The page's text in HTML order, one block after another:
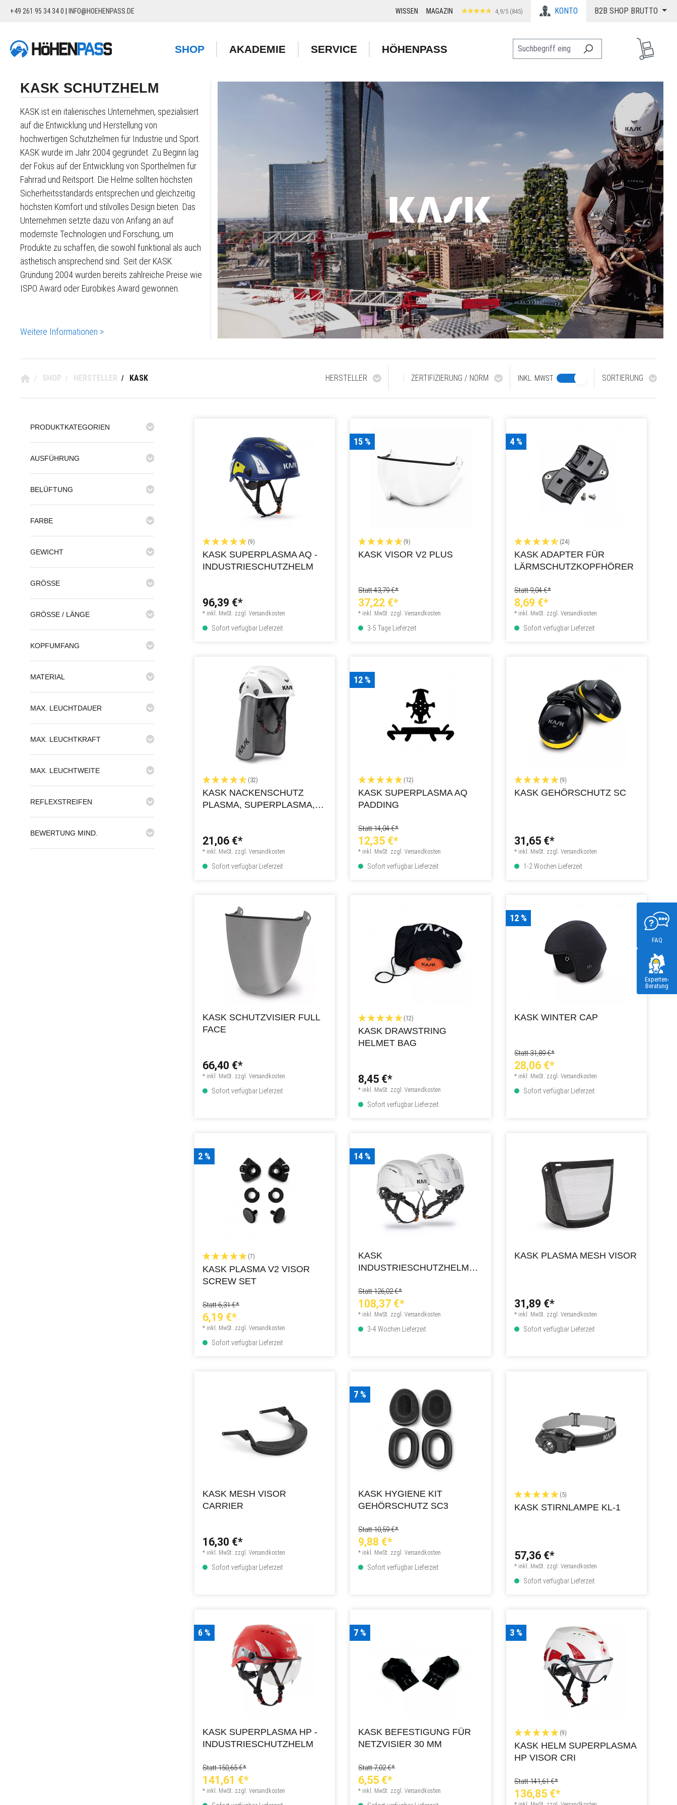
Zur Hauptnavigation springen
+49 261 95 34 34 0 | INFO@HOEHENPASS.DE WISSEN MAGAZIN 4,9/5 (845) KONTO B2B SHOP BRUTTO
SHOP AKADEMIE SERVICE HÖHENPASS
KASK SCHUTZHELM
KASK ist ein italienisches Unternehmen, spezialisiert
auf die Entwicklung und Herstellung von
hochwertigen Schutzhelmen für Industrie und Sport.
KASK wurde im Jahr 2004 gegründet. Zu Beginn lag
der Fokus auf der Entwicklung von Sporthelmen für
Fahrrad und Reitsport. Die Helme sollten höchsten
Sicherheitsstandards entsprechen und gleichzeitig
höchsten Komfort und stilvolles Design bieten. Das
Unternehmen setzte dazu von Anfang an auf
modernste Technologien und Forschung, um
Produkte zu schaffen, die sowohl funktional als auch
ästhetisch ansprechend sind. Seit der KASK
Gründung 2004 wurden bereits zahlreiche Preise wie
ISPO Award oder Eurobikes Award gewonnen
Weitere Informationen >
/ SHOP / HERSTELLER / KASK HERSTELLER ZERTIFIZIERUNG / NORM INKL. MWST SORTIERUNG
PRODUKTKATEGORIEN
AUSFÜHRUNG
BELÜFTUNG
FARBE
GEWICHT
GRÖSSE
GRÖSSE / LÄNGE
KOPFUMFANG
MATERIAL
MAX. LEUCHTDAUER
MAX. LEUCHTKRAFT
MAX. LEUCHTWEITE
REFLEXSTREIFEN
BEWERTUNG MIND.
(9)
KASK SUPERPLASMA AQ -
INDUSTRIESCHUTZHELM
96,39 €*
* inkl. MwSt. zzgl. Versandkosten
Sofort verfügbar Lieferzeit
15 %
(9)
KASK VISOR V2 PLUS
Statt 43,79 €*
37,22 €*
* inkl. MwSt. zzgl. Versandkosten
3-5 Tage Lieferzeit
4 %
(24)
KASK ADAPTER FÜR
LÄRMSCHUTZKOPFHÖRER
Statt 9,04 €*
8,69 €*
* inkl. MwSt. zzgl. Versandkosten
Sofort verfügbar Lieferzeit
(32)
KASK NACKENSCHUTZ
PLASMA, SUPERPLASMA,
21,06 €*
* inkl. MwSt. zzgl. Versandkosten
Sofort verfügbar Lieferzeit
12 %
(12)
KASK SUPERPLASMA AQ
PADDING
Statt 14,04 €*
12,35 €*
* inkl. MwSt. zzgl. Versandkosten
Sofort verfügbar Lieferzeit
(9)
KASK GEHÖRSCHUTZ SC
31,65 €*
* inkl. MwSt. zzgl. Versandkosten
1-2 Wochen Lieferzeit
KASK SCHUTZVISIER FULL
FACE
66,40 €*
* inkl. MwSt. zzgl. Versandkosten
Sofort verfügbar Lieferzeit
(12)
KASK DRAWSTRING
HELMET BAG
8,45 €*
* inkl. MwSt. zzgl. Versandkosten
Sofort verfügbar Lieferzeit
12 %
KASK WINTER CAP
Statt 31,89 €*
28,06 €*
* inkl. MwSt. zzgl. Versandkosten
Sofort verfügbar Lieferzeit
2 %
(7)
KASK PLASMA V2 VISOR
SCREW SET
Statt 6,31 €*
6,19 €*
* inkl. MwSt. zzgl. Versandkosten
Sofort verfügbar Lieferzeit
14 %
KASK
INDUSTRIESCHUTZHELM
Statt 126,02 €*
108,37 €*
* inkl. MwSt. zzgl. Versandkosten
3-4 Wochen Lieferzeit
KASK PLASMA MESH VISOR
31,89 €*
* inkl. MwSt. zzgl. Versandkosten
Sofort verfügbar Lieferzeit
KASK MESH VISOR
CARRIER
16,30 €*
* inkl. MwSt. zzgl. Versandkosten
Sofort verfügbar Lieferzeit
7 %
KASK HYGIENE KIT
GEHÖRSCHUTZ SC3
Statt 10,59 €*
9,88 €*
* inkl. MwSt. zzgl. Versandkosten
Sofort verfügbar Lieferzeit
(5)
KASK STIRNLAMPE KL-1
57,36 €*
* inkl. MwSt. zzgl. Versandkosten
Sofort verfügbar Lieferzeit
6 %
KASK SUPERPLASMA HP -
INDUSTRIESCHUTZHELM
Statt 150,65 €*
141,61 €*
* inkl. MwSt. zzgl. Versandkosten
7 %
KASK BEFESTIGUNG FÜR
NETZVISIER 30 MM
Statt 7,02 €*
6,55 €*
* inkl. MwSt. zzgl. Versandkosten
3 %
(9)
KASK HELM SUPERPLASMA
HP VISOR CRI
Statt 141,61 €*
136,85 €*
FAQ
Experten-
Beratung